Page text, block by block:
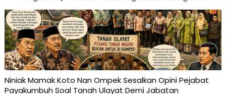
Niniak Mamak Koto Nan Ompek Sesalkan Opini Pejabat
Payakumbuh Soal Tanah Ulayat Demi Jabatan